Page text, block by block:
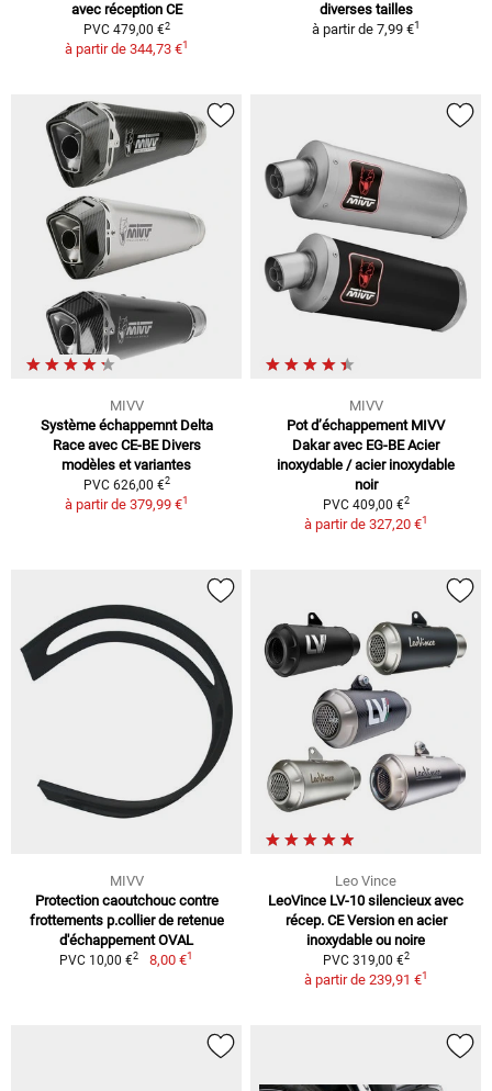
avec réception CE
PVC 479,00 €2
à partir de 344,73 €1
diverses tailles
à partir de 7,99 €1
MIVV
Système échappemnt Delta
Race avec CE-BE Divers
modèles et variantes
PVC 626,00 €2
à partir de 379,99 €1
MIVV
Pot d’échappement MIVV
Dakar avec EG-BE Acier
inoxydable / acier inoxydable
noir
PVC 409,00 €2
à partir de 327,20 €1
MIVV
Protection caoutchouc contre
frottements p.collier de retenue
d'échappement OVAL
PVC 10,00 €2 8,00 €1
Leo Vince
LeoVince LV-10 silencieux avec
récep. CE Version en acier
inoxydable ou noire
PVC 319,00 €2
à partir de 239,91 €1